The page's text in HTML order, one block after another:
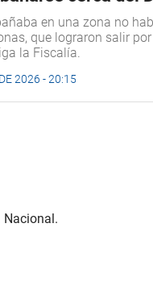
en una zona no
que lograron salir
la Fiscalía.
2026 - 20:15